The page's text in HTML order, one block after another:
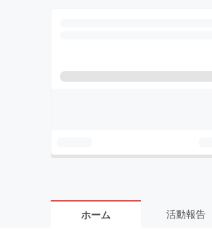
ホーム 活動報告